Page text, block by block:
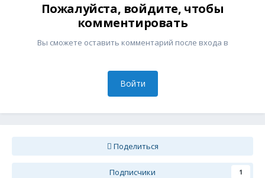
Пожалуйста, войдите, чтобы
комментировать
Вы сможете оставить комментарий после входа в
Войти
Поделиться
Подписчики 1